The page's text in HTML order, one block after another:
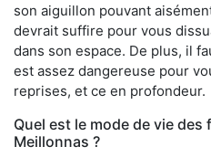
son aiguillon pouvant
devrait suffire pour vous
dans son espace. De plus, il
est assez dangereuse pour
reprises, et ce en profondeur.
Quel est le mode de vie
Meillonnas ?